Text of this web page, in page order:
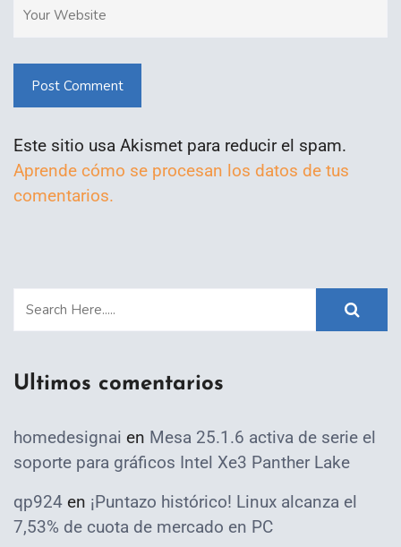
Post Comment
Este sitio usa Akismet para reducir el spam.
Aprende cómo se procesan los datos de tus
comentarios.
Ultimos comentarios
homedesignai en Mesa 25.1.6 activa de serie el
soporte para gráficos Intel Xe3 Panther Lake
qp924 en ¡Puntazo histórico! Linux alcanza el
7,53% de cuota de mercado en PC